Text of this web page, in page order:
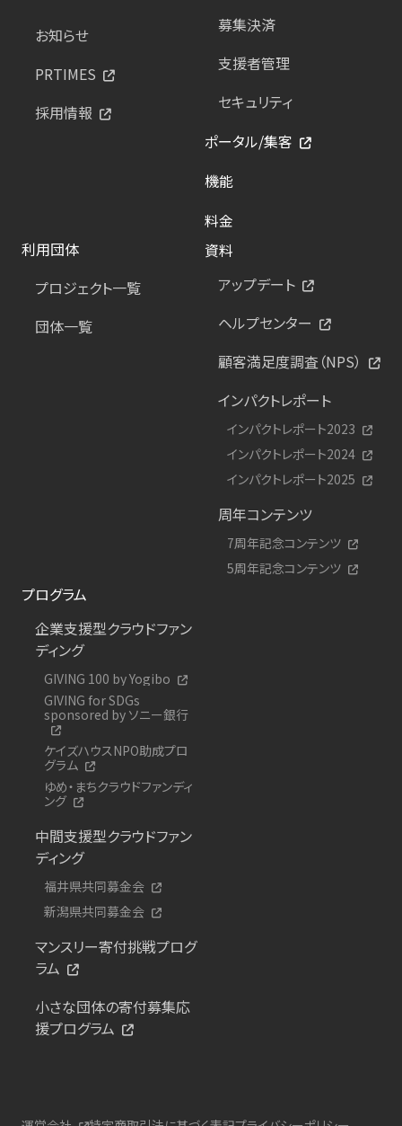
お知らせ
PRTIMES
採用情報
募集決済
支援者管理
セキュリティ
ポータル/集客
機能
料金
利用団体
プロジェクト一覧
団体一覧
資料
アップデート
ヘルプセンター
顧客満足度調査（NPS）
インパクトレポート
インパクトレポート2023
インパクトレポート2024
インパクトレポート2025
周年コンテンツ
7周年記念コンテンツ
5周年記念コンテンツ
プログラム
企業支援型クラウドファン
ディング
GIVING 100 by Yogibo
GIVING for SDGs
sponsored by ソニー銀行
ケイズハウスNPO助成プロ
グラム
ゆめ・まちクラウドファンディ
ング
中間支援型クラウドファン
ディング
福井県共同募金会
新潟県共同募金会
マンスリー寄付挑戦プログ
ラム
小さな団体の寄付募集応
援プログラム